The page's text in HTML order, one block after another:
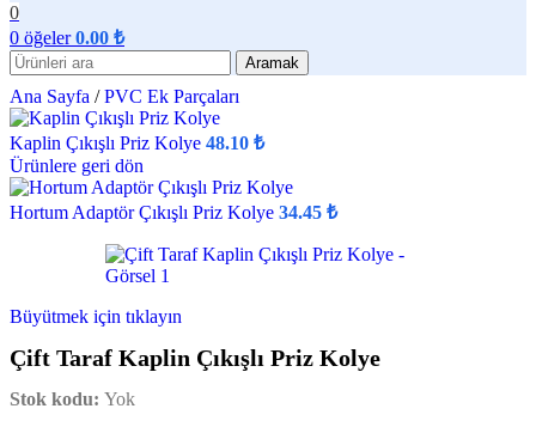
0
0 öğeler 0.00 ₺
Aramak
Ana Sayfa / PVC Ek Parçaları
Kaplin Çıkışlı Priz Kolye 48.10 ₺
Ürünlere geri dön
Hortum Adaptör Çıkışlı Priz Kolye 34.45 ₺
Büyütmek için tıklayın
Çift Taraf Kaplin Çıkışlı Priz Kolye
Stok kodu: Yok